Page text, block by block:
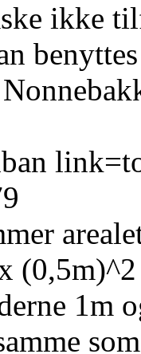
ikke
1m